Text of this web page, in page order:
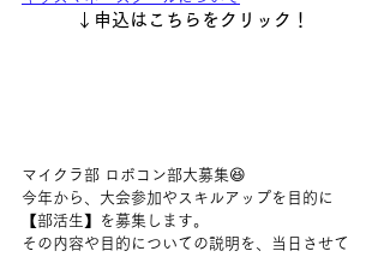
↓申込はこちらをクリック！
マイクラ部 ロボコン部大募集😆
今年から、大会参加やスキルアップを目的に
【部活生】を募集します。
その内容や目的についての説明を、当日させて